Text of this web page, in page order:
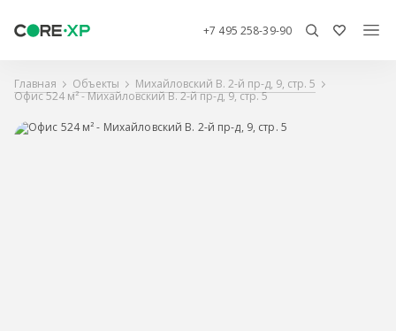
+7 495 258-39-90
Главная Объекты
Михайловский В. 2-й пр-д, 9, стр. 5
Офис 524 м² - Михайловский В. 2-й пр-д, 9, стр. 5